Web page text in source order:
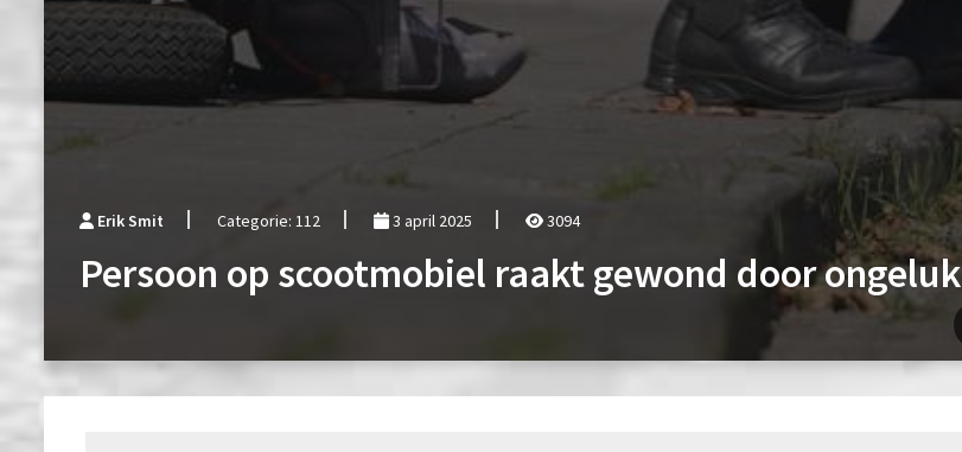
Erik Smit Categorie: 112 3 april 2025 3094
Persoon op scootmobiel raakt gewond door ongeluk